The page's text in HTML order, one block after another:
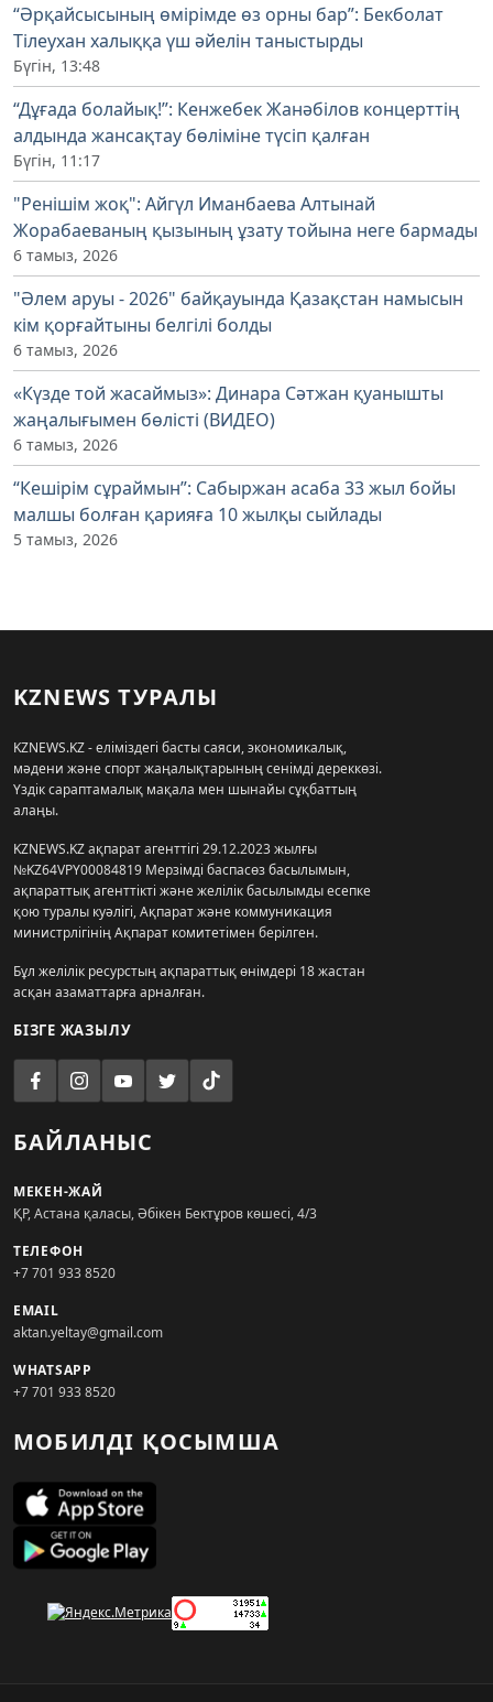
“Әрқайсысының өмірімде өз орны бар”: Бекболат
Тілеухан халыққа үш әйелін таныстырды
Бүгін, 13:48
“Дұғада болайық!”: Кенжебек Жанәбілов концерттің
алдында жансақтау бөліміне түсіп қалған
Бүгін, 11:17
"Ренішім жоқ": Айгүл Иманбаева Алтынай
Жорабаеваның қызының ұзату тойына неге бармады
6 тамыз, 2026
"Әлем аруы - 2026" байқауында Қазақстан намысын
кім қорғайтыны белгілі болды
6 тамыз, 2026
«Күзде той жасаймыз»: Динара Сәтжан қуанышты
жаңалығымен бөлісті (ВИДЕО)
6 тамыз, 2026
“Кешірім сұраймын”: Сабыржан асаба 33 жыл бойы
малшы болған қарияға 10 жылқы сыйлады
5 тамыз, 2026
KZNEWS ТУРАЛЫ
KZNEWS.KZ - еліміздегі басты саяси, экономикалық,
мәдени және спорт жаңалықтарының сенімді дереккөзі.
Үздік сараптамалық мақала мен шынайы сұқбаттың
алаңы.
KZNEWS.KZ ақпарат агенттігі 29.12.2023 жылғы
№KZ64VPY00084819 Мерзімді баспасөз басылымын,
ақпараттық агенттікті және желілік басылымды есепке
қою туралы куәлігі, Ақпарат және коммуникация
министрлігінің Ақпарат комитетімен берілген.
Бұл желілік ресурстың ақпараттық өнімдері 18 жастан
асқан азаматтарға арналған.
БІЗГЕ ЖАЗЫЛУ
БАЙЛАНЫС
МЕКЕН-ЖАЙ
ҚР, Астана қаласы, Әбікен Бектұров көшесі, 4/3
ТЕЛЕФОН
+7 701 933 8520
EMAIL
aktan.yeltay@gmail.com
WHATSAPP
+7 701 933 8520
МОБИЛДІ ҚОСЫМША